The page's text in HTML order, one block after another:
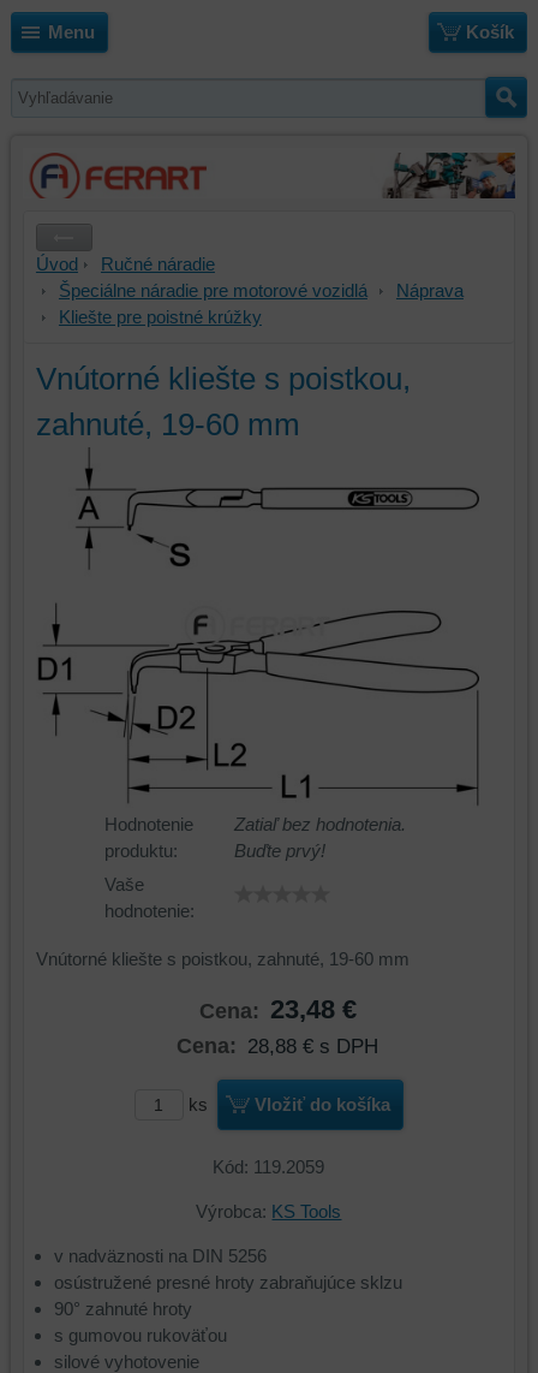
Menu Košík
Úvod
Ručné náradie
Špeciálne náradie pre motorové vozidlá
Náprava
Kliešte pre poistné krúžky
Vnútorné kliešte s poistkou,
zahnuté, 19-60 mm
Hodnotenie
produktu:
Zatiaľ bez hodnotenia.
Buďte prvý!
Vaše
hodnotenie:
Vnútorné kliešte s poistkou, zahnuté, 19-60 mm
Cena: 23,48 €
Cena: 28,88 € s DPH
ks Vložiť do košíka
Kód: 119.2059
Výrobca: KS Tools
v nadväznosti na DIN 5256
osústružené presné hroty zabraňujúce sklzu
90° zahnuté hroty
s gumovou rukoväťou
silové vyhotovenie